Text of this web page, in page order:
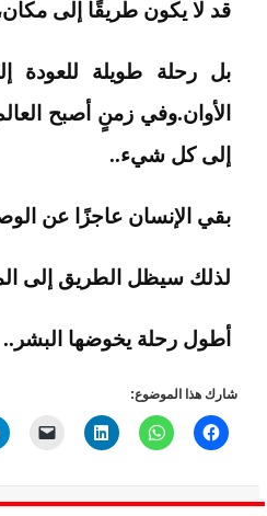
قد لا يكون طريقًا إلى
بل رحلة طويلة للعودة
الأوان.وفي زمنٍ أصبح
إلى كل شيء..
بقي الإنسان عاجزًا عن
لذلك سيظل الطريق إلى
أطول رحلة يخوضها البشر..
شارك هذا الموضوع: